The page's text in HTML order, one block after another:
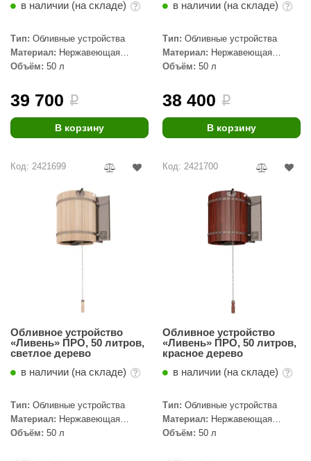
Термо
в наличии (на складе)
Тип: Обливные устройства
Материал: Нержавеющая
сталь, Дерево
Объём: 50 л
39 700 i
В корзину
в наличии (на складе)
Тип: Обливные устройства
Материал: Нержавеющая
сталь, Дерево
Объём: 50 л
38 400 i
В корзину
Код: 2421699
Обливное устройство
«Ливень» ПРО, 50 литров,
светлое дерево
в наличии (на складе)
Тип: Обливные устройства
Материал: Нержавеющая
сталь, Дерево
Объём: 50 л
Код: 2421700
Обливное устройство
«Ливень» ПРО, 50 литров,
красное дерево
в наличии (на складе)
Тип: Обливные устройства
Материал: Нержавеющая
сталь, Дерево
Объём: 50 л